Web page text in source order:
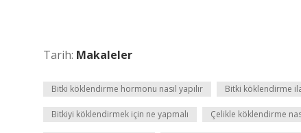
Tarih: Makaleler
Bitki köklendirme hormonu nasıl yapılır Bitki köklendirme
Bitkiyi köklendirmek için ne yapmalı Çelikle köklendirme